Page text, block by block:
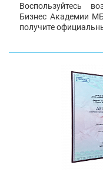
Воспользуйтесь
Бизнес Академии
получите